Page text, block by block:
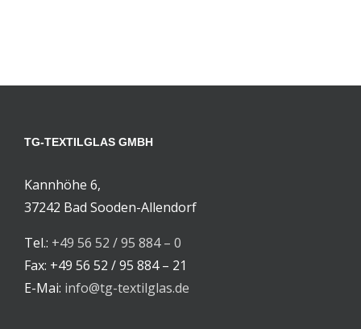
TG-TEXTILGLAS GMBH
Kannhöhe 6,
37242 Bad Sooden-Allendorf
Tel.: +49 56 52 / 95 884 – 0
Fax: +49 56 52 / 95 884 – 21
E-Mai: info@tg-textilglas.de